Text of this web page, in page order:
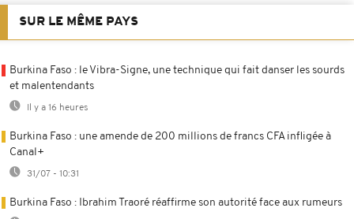
SUR LE MÊME PAYS
Burkina Faso : le Vibra-Signe, une technique qui fait danser les sourds
et malentendants
Il y a 16 heures
Burkina Faso : une amende de 200 millions de francs CFA infligée à
Canal+
31/07 - 10:31
Burkina Faso : Ibrahim Traoré réaffirme son autorité face aux rumeurs